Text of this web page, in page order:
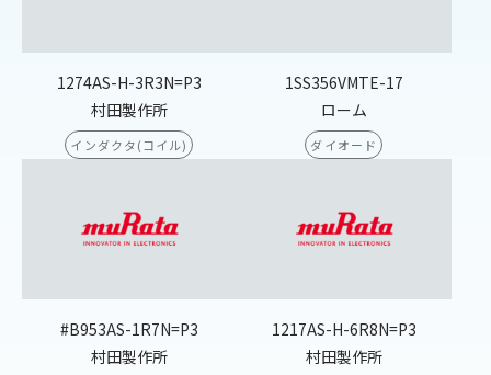
1274AS-H-3R3N=P3
村田製作所
インダクタ(コイル)
1SS356VMTE-17
ローム
ダイオード
#B953AS-1R7N=P3
村田製作所
1217AS-H-6R8N=P3
村田製作所